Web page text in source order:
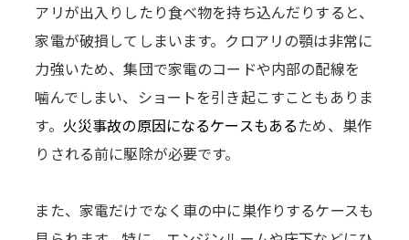
アリが出入りしたり食べ物を持ち込んだりすると、
家電が破損してしまいます。クロアリの顎は非常に
力強いため、集団で家電のコードや内部の配線を
噛んでしまい、ショートを引き起こすこともありま
す。 火災事故の原因になるケースもあるため、巣作
りされる前に駆除が必要です。
また、家電だけでなく車の中に巣作りするケースも